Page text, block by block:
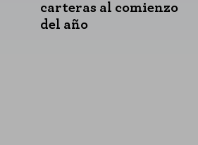
carteras al comienzo
del año